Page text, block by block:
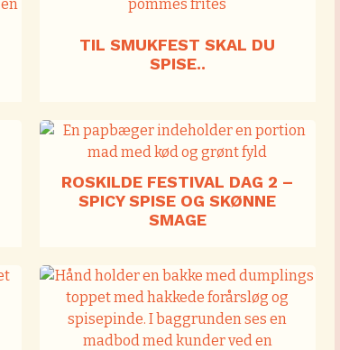
TIL SMUKFEST SKAL DU
SPISE..
ROSKILDE FESTIVAL DAG 2 –
SPICY SPISE OG SKØNNE
SMAGE